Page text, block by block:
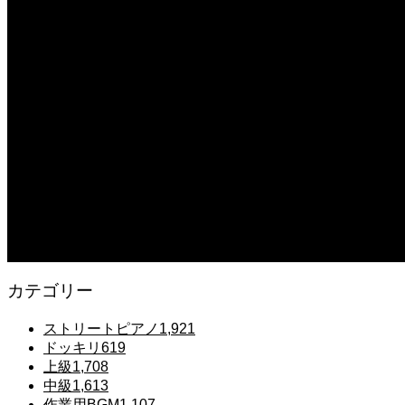
カテゴリー
ストリートピアノ 1,921
ドッキリ 619
上級1,708
中級1,613